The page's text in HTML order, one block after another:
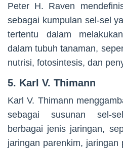
Peter H. Raven
sebagai kumpulan sel-sel
tertentu dalam
dalam tubuh tanaman,
nutrisi, fotosintesis, dan
5. Karl V. Thimann
Karl V. Thimann
sebagai susunan sel-
berbagai jenis jaringan,
jaringan parenkim, jaringan